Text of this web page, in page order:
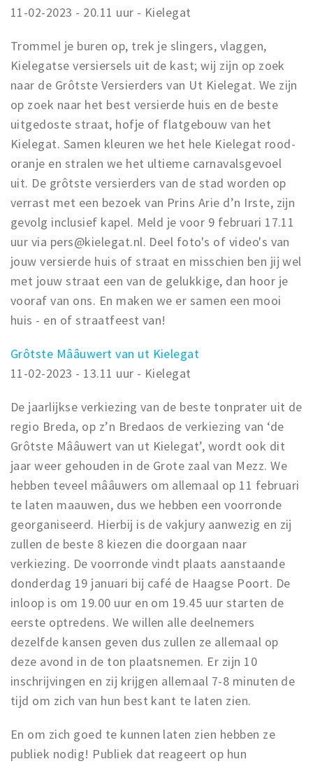
11-02-2023 - 20.11 uur - Kielegat
Trommel je buren op, trek je slingers, vlaggen,
Kielegatse versiersels uit de kast; wij zijn op zoek
naar de Grôtste Versierders van Ut Kielegat. We zijn
op zoek naar het best versierde huis en de beste
uitgedoste straat, hofje of flatgebouw van het
Kielegat. Samen kleuren we het hele Kielegat rood-
oranje en stralen we het ultieme carnavalsgevoel
uit. De grôtste versierders van de stad worden op
verrast met een bezoek van Prins Arie d’n Irste, zijn
gevolg inclusief kapel. Meld je voor 9 februari 17.11
uur via pers@kielegat.nl. Deel foto's of video's van
jouw versierde huis of straat en misschien ben jij wel
met jouw straat een van de gelukkige, dan hoor je
vooraf van ons. En maken we er samen een mooi
huis - en of straatfeest van!
Grôtste Mââuwert van ut Kielegat
11-02-2023 - 13.11 uur - Kielegat
De jaarlijkse verkiezing van de beste tonprater uit de
regio Breda, op z’n Bredaos de verkiezing van ‘de
Grôtste Mââuwert van ut Kielegat’, wordt ook dit
jaar weer gehouden in de Grote zaal van Mezz. We
hebben teveel mââuwers om allemaal op 11 februari
te laten maauwen, dus we hebben een voorronde
georganiseerd. Hierbij is de vakjury aanwezig en zij
zullen de beste 8 kiezen die doorgaan naar
verkiezing. De voorronde vindt plaats aanstaande
donderdag 19 januari bij café de Haagse Poort. De
inloop is om 19.00 uur en om 19.45 uur starten de
eerste optredens. We willen alle deelnemers
dezelfde kansen geven dus zullen ze allemaal op
deze avond in de ton plaatsnemen. Er zijn 10
inschrijvingen en zij krijgen allemaal 7-8 minuten de
tijd om zich van hun best kant te laten zien.
En om zich goed te kunnen laten zien hebben ze
publiek nodig! Publiek dat reageert op hun